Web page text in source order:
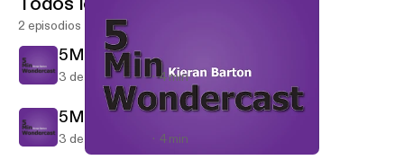
2 episodios
5MinWondercast
3 de dic de 2014 4 min
5MinWondercast
3 de dic de 2014 4 min